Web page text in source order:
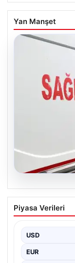
Yan Manşet
Diyarbakır’ın
Piyasa Verileri
USD
EUR